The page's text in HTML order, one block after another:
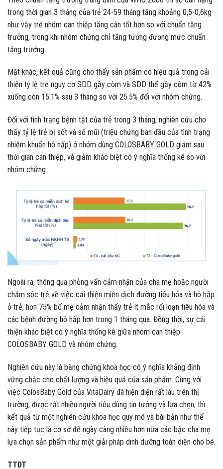
trong thời gian 3 tháng của trẻ 24-59 tháng tăng khoảng 0,5-0,6kg
như vậy trẻ nhóm can thiệp tăng cân tốt hơn so với chuẩn tăng
trưởng, trong khi nhóm chứng chỉ tăng tương đương mức chuẩn
tăng trưởng.
Mặt khác, kết quả cũng cho thấy sản phẩm có hiệu quả trong cải
thiện tỷ lệ trẻ nguy cơ SDD gầy còm và SDD thể gầy còm từ 42%
xuống còn 15.1% sau 3 tháng so với 25.5% đối với nhóm chứng.
thấy tỷ lệ trẻ bị sốt và sổ mũi (triệu chứng ban đầu của tình trạng
nhiễm khuẩn hô hấp) ở nhóm dùng COLOSBABY GOLD giảm sau
thời gian can thiệp, và giảm khác biệt có ý nghĩa thống kê so với
Ngoài ra, thông qua phỏng vấn cảm nhận của cha mẹ hoặc người
ở trẻ, hơn 75% bố mẹ cảm nhận thấy trẻ ít mắc rối loạn tiêu hóa và
các bệnh đường hô hấp hơn trong 1 tháng qua. Đồng thời, sự cải
thiện khác biệt có ý nghĩa thống kê giữa nhóm can thiệp
COLOSBABY GOLD và nhóm chứng.
Nghiên cứu này là bằng chứng khoa học có ý nghĩa khẳng định
vững chắc cho chất lượng và hiệu quả của sản phẩm. Cùng với